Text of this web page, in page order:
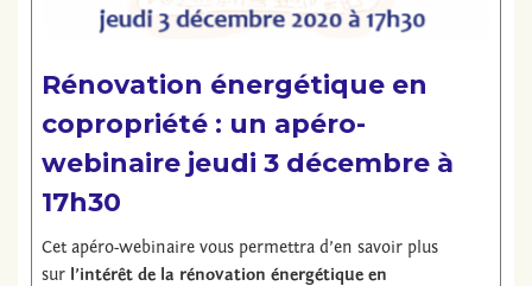
Rénovation énergétique en
copropriété : un apéro-
webinaire jeudi 3 décembre à
17h30
Cet apéro-webinaire vous permettra d’en savoir plus
sur l’intérêt de la rénovation énergétique en